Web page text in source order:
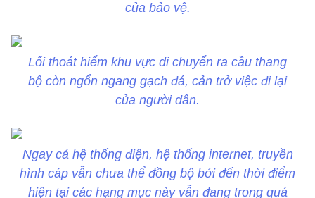
của bảo vệ.
Lối thoát hiểm khu vực di chuyển ra cầu thang
bộ còn ngổn ngang gạch đá, cản trở việc đi lại
của người dân.
Ngay cả hệ thống điện, hệ thống internet, truyền
hình cáp vẫn chưa thể đồng bộ bởi đến thời điểm
hiện tại các hạng mục này vẫn đang trong quá